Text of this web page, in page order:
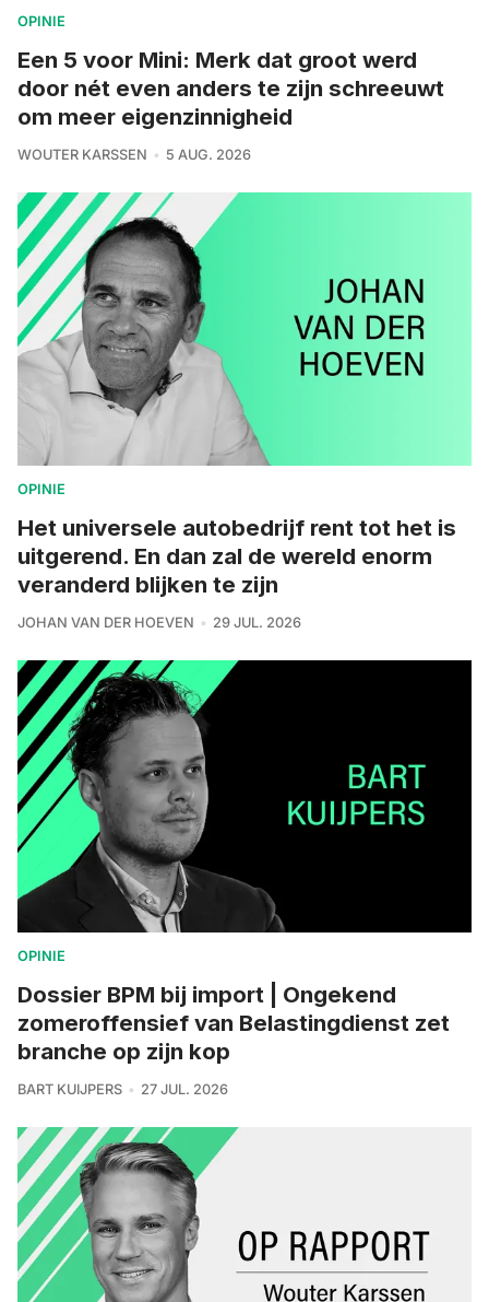
OPINIE
Een 5 voor Mini: Merk dat groot werd
door nét even anders te zijn schreeuwt
om meer eigenzinnigheid
WOUTER KARSSEN 5 AUG. 2026
OPINIE
Het universele autobedrijf rent tot het is
uitgerend. En dan zal de wereld enorm
veranderd blijken te zijn
JOHAN VAN DER HOEVEN 29 JUL. 2026
OPINIE
Dossier BPM bij import | Ongekend
zomeroffensief van Belastingdienst zet
branche op zijn kop
BART KUIJPERS 27 JUL. 2026